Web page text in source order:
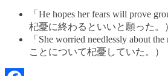
「He hopes her fears will prove
杞憂に終わるといいと願った。
「She worried needlessly about
ことについて杞憂していた。）